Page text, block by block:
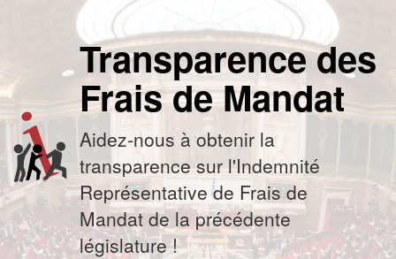
Transparence des
Frais de Mandat
Aidez-nous à obtenir la
transparence sur l'Indemnité
Représentative de Frais de
Mandat de la précédente
législature !